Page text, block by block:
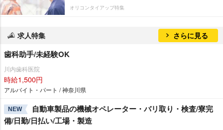
オリコンタイアップ特集
求人特集 さらに見る
歯科助手/未経験OK
川内歯科医院
時給1,500円
アルバイト・パート / 神奈川県
NEW
自動車製品の機械オペレーター・バリ取り・検査/寮完
備/日勤/日払い/工場・製造